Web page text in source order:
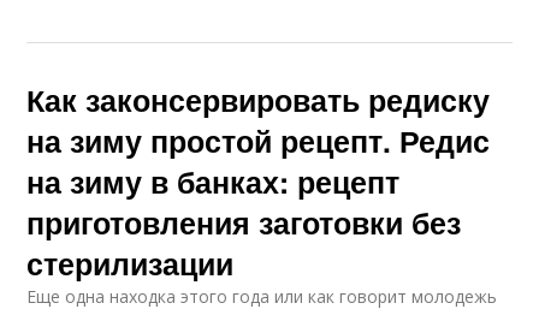
Как законсервировать редиску
на зиму простой рецепт. Редис
на зиму в банках: рецепт
приготовления заготовки без
стерилизации
Еще одна находка этого года или как говорит молодежь